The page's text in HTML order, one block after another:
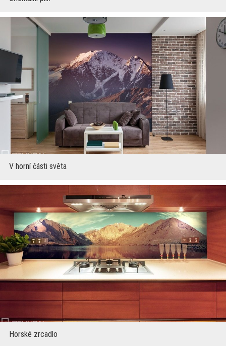
V horní části světa
Horské zrcadlo